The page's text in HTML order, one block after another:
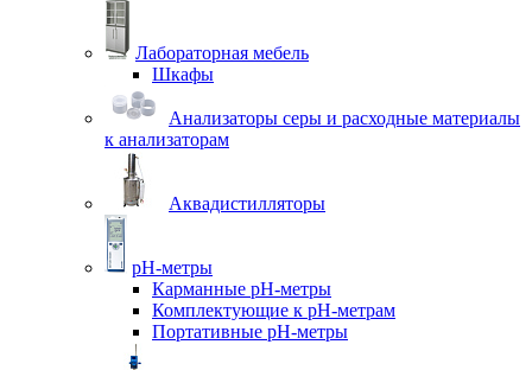
Лабораторная мебель
Шкафы
Анализаторы серы и расходные материалы
к анализаторам
Аквадистилляторы
pH-метры
Карманные pH-метры
Комплектующие к pH-метрам
Портативные pH-метры